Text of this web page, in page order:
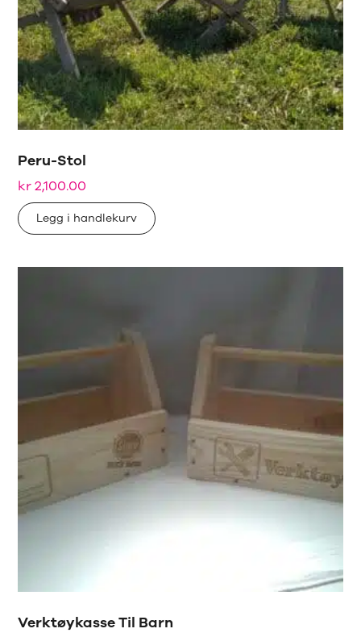
Peru-Stol
kr2,100.00
Legg i handlekurv
Verktøykasse Til Barn